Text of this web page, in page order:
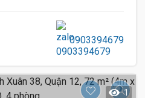
0903394679
1